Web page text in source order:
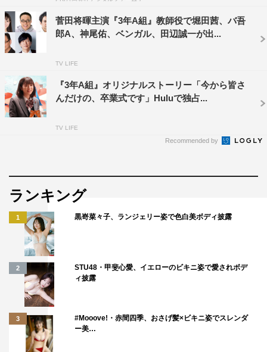
永野芽郁 菅田将暉
菅田将暉主演『3年A組』教師役で堀田茜、バ吾
郎A、神尾佑、ベンガル、田辺誠一が出...
TV LIFE
『3年A組』オリジナルストーリー「今から皆さ
んだけの、卒業式です」Huluで独占...
TV LIFE
Recommended by
ランキング
1 黒嵜菜々子、ランジェリー姿で色白美ボディ披露
2
STU48・甲斐心愛、イエローのビキニ姿で愛されボデ
ィ披露
3
#Mooove!・赤間四季、おさげ髪×ビキニ姿でスレンダ
ー美…